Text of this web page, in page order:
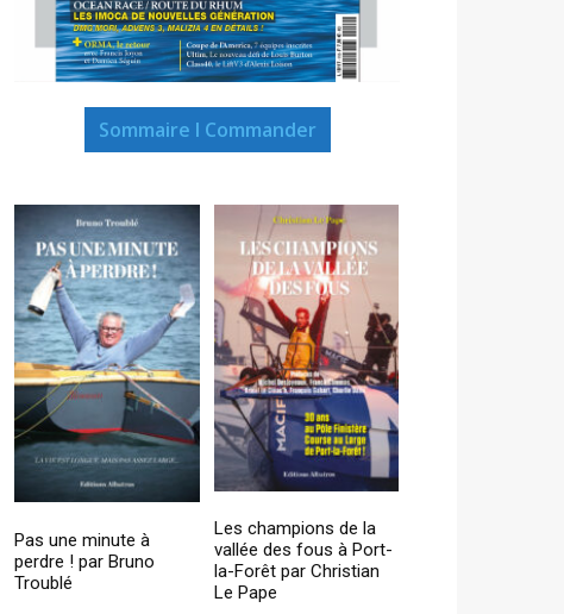
Sommaire I Commander
Pas une minute à
perdre ! par Bruno
Troublé
Les champions de la
vallée des fous à Port-
la-Forêt par Christian
Le Pape